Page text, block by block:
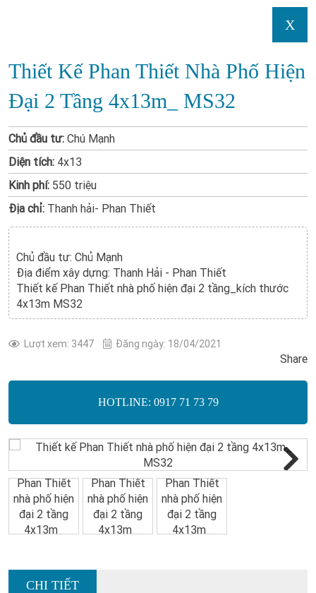
X
Thiết Kế Phan Thiết Nhà Phố Hiện
Đại 2 Tầng 4x13m_ MS32
Chủ đầu tư: Chú Mạnh
Diện tích: 4x13
Kinh phí: 550 triệu
Địa chỉ: Thanh hải- Phan Thiết
Chủ đầu tư: Chủ Mạnh
Địa điểm xây dựng: Thanh Hải - Phan Thiết
Thiết kế Phan Thiết nhà phố hiện đại 2 tầng_kích thước
4x13m MS32
Lượt xem: 3447 Đăng ngày: 18/04/2021
Share
HOTLINE: 0917 71 73 79
CHI TIẾT